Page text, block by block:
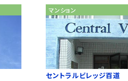
マンション
セントラルビレッジ百道